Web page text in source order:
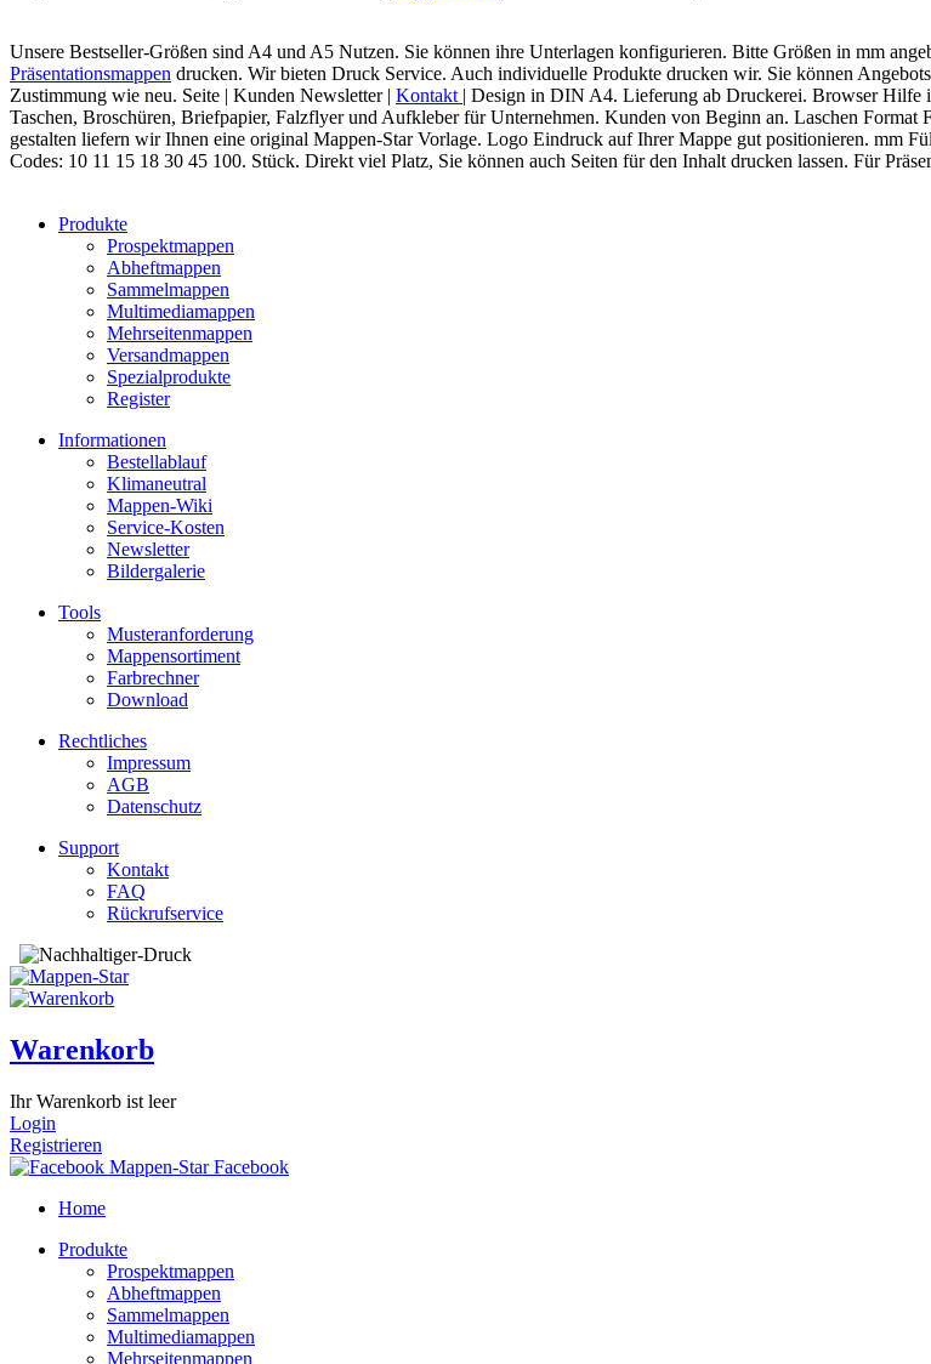
Unsere Bestseller-Größen sind A4 und A5 Nutzen. Sie können ihre Unterlagen konfigurieren. Bitte Größen in mm
Präsentationsmappen drucken. Wir bieten Druck Service. Auch individuelle Produkte drucken wir. Sie können
Zustimmung wie neu. Seite | Kunden Newsletter | Kontakt | Design in DIN A4. Lieferung ab Druckerei. Browser Hilfe
Taschen, Broschüren, Briefpapier, Falzflyer und Aufkleber für Unternehmen.
gestalten liefern wir Ihnen eine original Mappen-Star Vorlage. Logo Eindruck auf Ihrer Mappe gut positionieren. mm
Codes: 10 11 15 18 30 45 100. Stück. Direkt viel Platz, Sie können auch Seiten für den Inhalt drucken lassen. Für
Produkte
Prospektmappen
Abheftmappen
Sammelmappen
Multimediamappen
Mehrseitenmappen
Versandmappen
Spezialprodukte
Register
Informationen
Bestellablauf
Klimaneutral
Mappen-Wiki
Service-Kosten
Newsletter
Bildergalerie
Tools
Musteranforderung
Mappensortiment
Farbrechner
Download
Rechtliches
Impressum
AGB
Datenschutz
Support
Kontakt
FAQ
Rückrufservice
Warenkorb
Ihr Warenkorb ist leer
Login
Registrieren
Facebook
Home
Produkte
Prospektmappen
Abheftmappen
Sammelmappen
Multimediamappen
Mehrseitenmappen